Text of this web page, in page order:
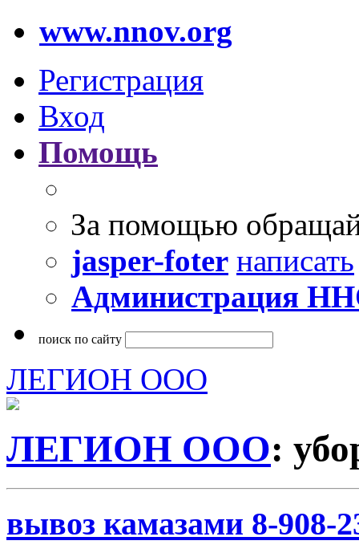
www.nnov.org
Регистрация
Вход
Помощь
За помощью
jasper-foter написать
Администрация
поиск по сайту
ЛЕГИОН ООО
ЛЕГИОН ООО:
вывоз камазами 8-908-